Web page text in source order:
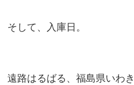
そして、入庫日。
遠路はるばる、福島県いわ